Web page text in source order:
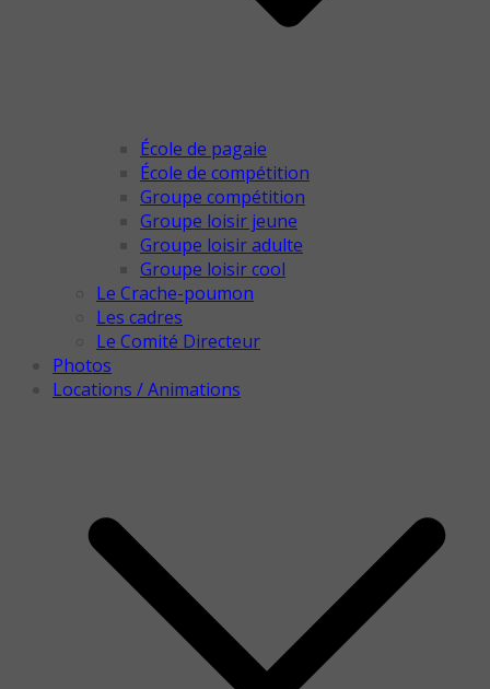
École de pagaie
École de compétition
Groupe compétition
Groupe loisir jeune
Groupe loisir adulte
Groupe loisir cool
Le Crache-poumon
Les cadres
Le Comité Directeur
Photos
Locations / Animations